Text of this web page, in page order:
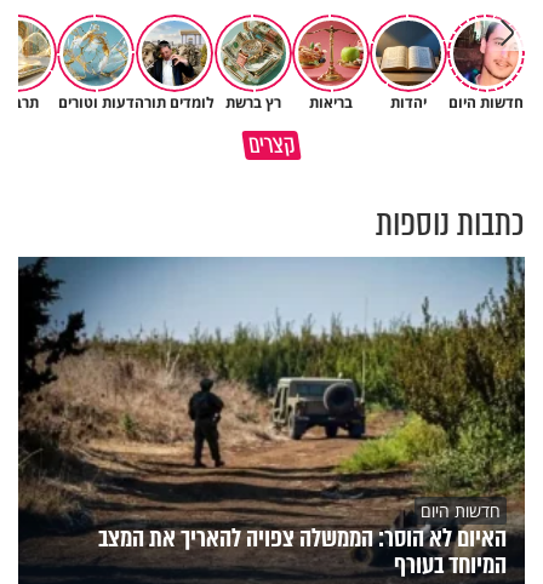
חדשות היום יהדות בריאות רץ ברשת לומדים תורהדעות וטורים
קצריםמדוע האמונה נמשלה למלח?
גם ׳הרע׳ זה הרחמים של בורא
כתבות נוספות
חדשות היום
האיום לא הוסר: הממשלה צפויה להאריך את המצב
המיוחד בעורף